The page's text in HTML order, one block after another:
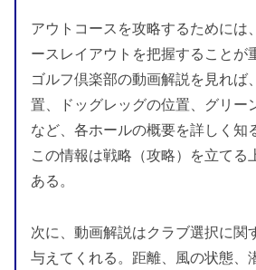
アウトコースを攻略するためには
ースレイアウトを把握することが
ゴルフ倶楽部の動画解説を見れば
置、ドッグレッグの位置、グリー
など、各ホールの概要を詳しく知
この情報は戦略（攻略）を立てる
ある。
次に、動画解説はクラブ選択に関
与えてくれる。距離、風の状態、